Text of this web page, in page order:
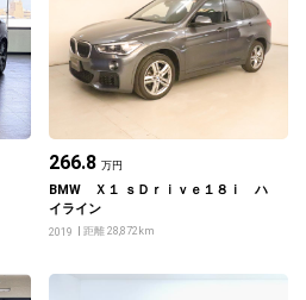
266.8 万円
BMW Ｘ１ ｓＤｒｉｖｅ１８ｉ ハ
イライン
2019 距離 28,872km